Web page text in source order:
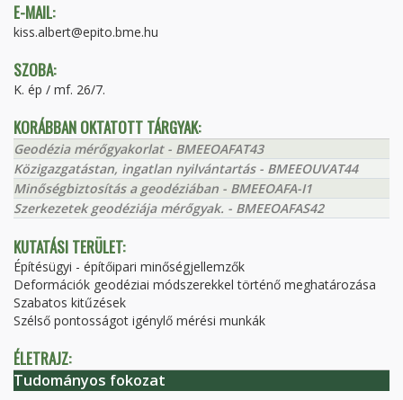
E-MAIL:
kiss.albert@epito.bme.hu
SZOBA:
K. ép / mf. 26/7.
KORÁBBAN OKTATOTT TÁRGYAK:
Geodézia mérőgyakorlat - BMEEOAFAT43
Közigazgatástan, ingatlan nyilvántartás - BMEEOUVAT44
Minőségbiztosítás a geodéziában - BMEEOAFA-I1
Szerkezetek geodéziája mérőgyak. - BMEEOAFAS42
KUTATÁSI TERÜLET:
Építésügyi - építőipari minőségjellemzők
Deformációk geodéziai módszerekkel történő meghatározása
Szabatos kitűzések
Szélső pontosságot igénylő mérési munkák
ÉLETRAJZ:
Tudományos fokozat